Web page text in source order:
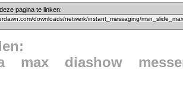
pagina te linken:
max diashow